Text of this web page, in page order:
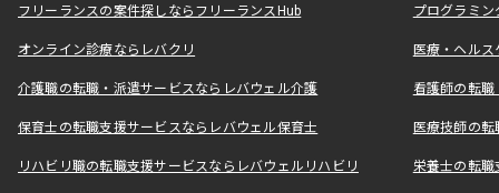
フリーランスの案件探しならフリーランスHub プログラミ
オンライン診療ならレバクリ 医療・ヘル
介護職の転職・派遣サービスならレバウェル介護 看護師の転
保育士の転職支援サービスならレバウェル保育士 医療技師の
リハビリ職の転職支援サービスならレバウェルリハビリ 栄養士の転